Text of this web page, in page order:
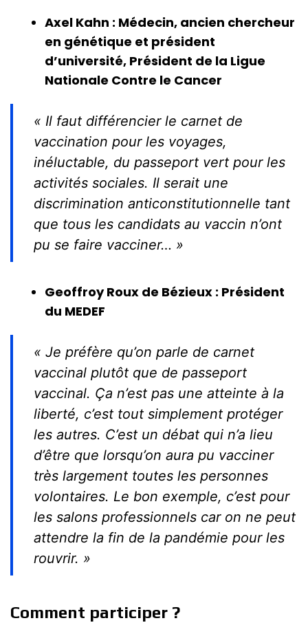
Axel Kahn : Médecin, ancien chercheur
en génétique et président
d’université, Président de la Ligue
Nationale Contre le Cancer
« Il faut différencier le carnet de
vaccination pour les voyages,
inéluctable, du passeport vert pour les
activités sociales. Il serait une
discrimination anticonstitutionnelle tant
que tous les candidats au vaccin n’ont
pu se faire vacciner… »
Geoffroy Roux de Bézieux : Président
du MEDEF
« Je préfère qu’on parle de carnet
vaccinal plutôt que de passeport
vaccinal. Ça n’est pas une atteinte à la
liberté, c’est tout simplement protéger
les autres. C’est un débat qui n’a lieu
d’être que lorsqu’on aura pu vacciner
très largement toutes les personnes
volontaires. Le bon exemple, c’est pour
les salons professionnels car on ne peut
attendre la fin de la pandémie pour les
rouvrir. »
Comment participer ?